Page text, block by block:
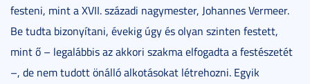
festeni, mint a XVII. századi nagymester, Johannes Vermeer.
Be tudta bizonyítani, évekig úgy és olyan szinten festett,
mint ő – legalábbis az akkori szakma elfogadta a festészetét
–, de nem tudott önálló alkotásokat létrehozni. Egyik